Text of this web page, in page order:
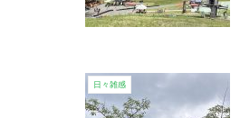
日々雑感